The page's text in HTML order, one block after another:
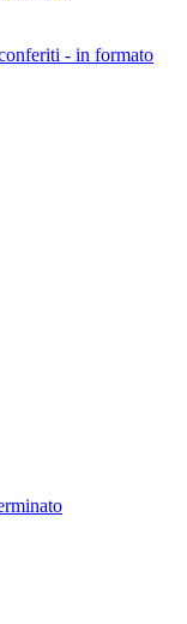
- in formato